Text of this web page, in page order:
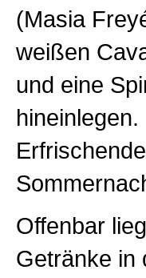
(Masia
weißen
und eine
Offenbar
Getränke in